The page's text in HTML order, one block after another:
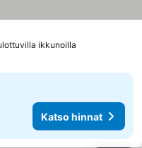
ikkunoilla
Katso hinnat